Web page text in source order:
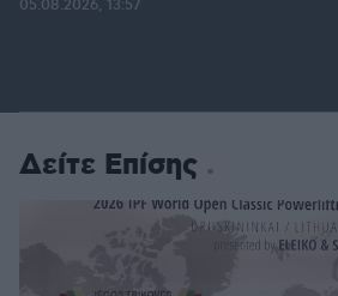
05.08.2026, 13:57
Δείτε Επίσης